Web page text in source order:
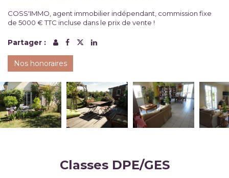
COSS'IMMO, agent immobilier indépendant, commission fixe
de 5000 € TTC incluse dans le prix de vente !
Partager :
Nos honoraires
Classes DPE/GES